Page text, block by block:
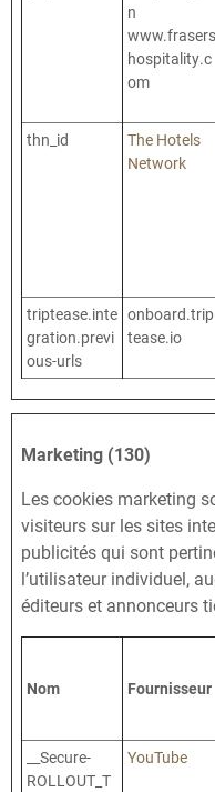
n
www.frasers
hospitality.c
om
thn_id
The Hotels
Network
triptease.inte
gration.previ
ous-urls
onboard.trip
tease.io
Marketing (130)
Les cookies marketing
visiteurs sur les sites
publicités qui sont
l’utilisateur individuel,
éditeurs et annonceurs
Nom Fournisseur
__Secure-
ROLLOUT_T
YouTube